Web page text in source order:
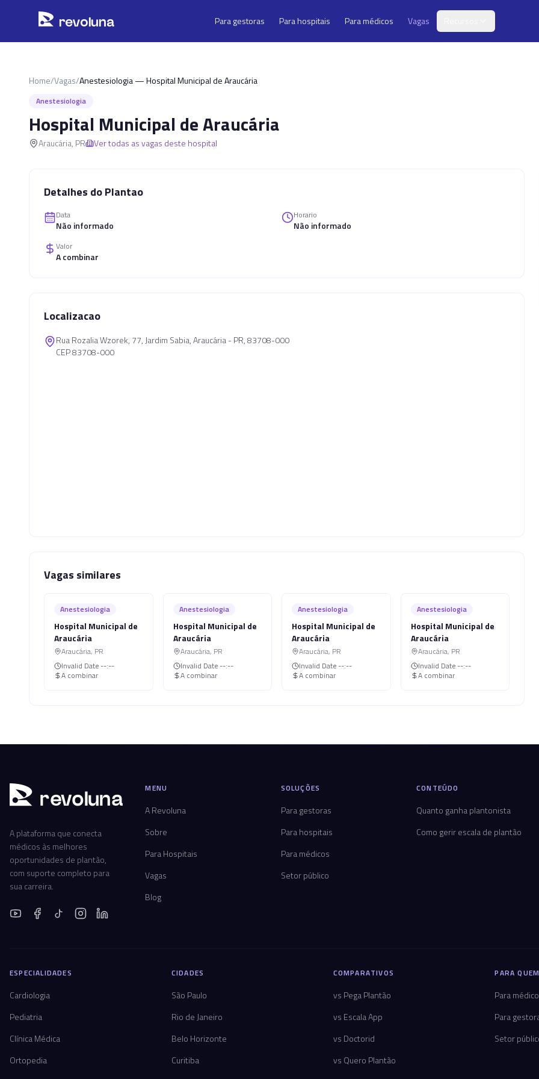
revoluna Para gestoras Para hospitais Para médicos Vagas
Home/Vagas/Anestesiologia — Hospital Municipal de Araucária
Anestesiologia
Hospital Municipal de Araucária
Araucária, PR Ver todas as vagas deste hospital
Detalhes do Plantao
Data
Não informado
Horario
Não informado
Valor
A combinar
Localizacao
Rua Rozalia Wzorek, 77, Jardim Sabia, Araucária - PR, 83708-000
CEP 83708-000
Vagas similares
Anestesiologia
Hospital Municipal de
Araucária
Araucária, PR
Invalid Date --:--
A combinar
Anestesiologia
Hospital Municipal de
Araucária
Araucária, PR
Invalid Date --:--
A combinar
Anestesiologia
Hospital Municipal de
Araucária
Araucária, PR
Invalid Date --:--
A combinar
Anestesiologia
Hospital Municipal de
Araucária
Araucária, PR
Invalid Date --:--
A combinar
revoluna
A plataforma que conecta
médicos às melhores
oportunidades de plantão,
com suporte completo para
sua carreira.
MENU
A Revoluna
Sobre
Para Hospitais
Vagas
Blog
SOLUÇÕES
Para gestoras
Para hospitais
Para médicos
Setor público
CONTEÚDO
Quanto ganha plantonista
Como gerir escala de plantão
ESPECIALIDADES
Cardiologia
Pediatria
Clínica Médica
Ortopedia
CIDADES
São Paulo
Rio de Janeiro
Belo Horizonte
Curitiba
COMPARATIVOS
vs Pega Plantão
vs Escala App
vs Doctorid
vs Quero Plantão
PARA
Para
Para
Setor